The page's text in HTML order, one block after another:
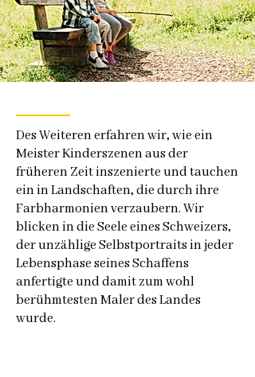
Des Weiteren erfahren wir, wie ein
Meister Kinderszenen aus der
früheren Zeit inszenierte und tauchen
ein in Landschaften, die durch ihre
Farbharmonien verzaubern. Wir
blicken in die Seele eines Schweizers,
der unzählige Selbstportraits in jeder
Lebensphase seines Schaffens
anfertigte und damit zum wohl
berühmtesten Maler des Landes
wurde.